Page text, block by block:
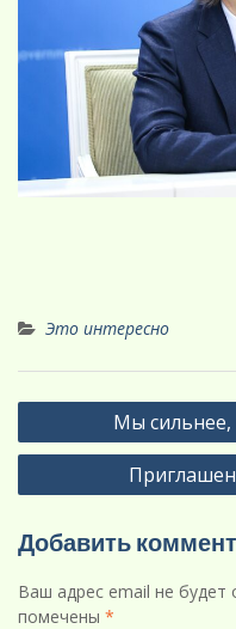
Это интересно
Навигация
по
Мы
Добавить
Ваш адрес email не будет
помечены *